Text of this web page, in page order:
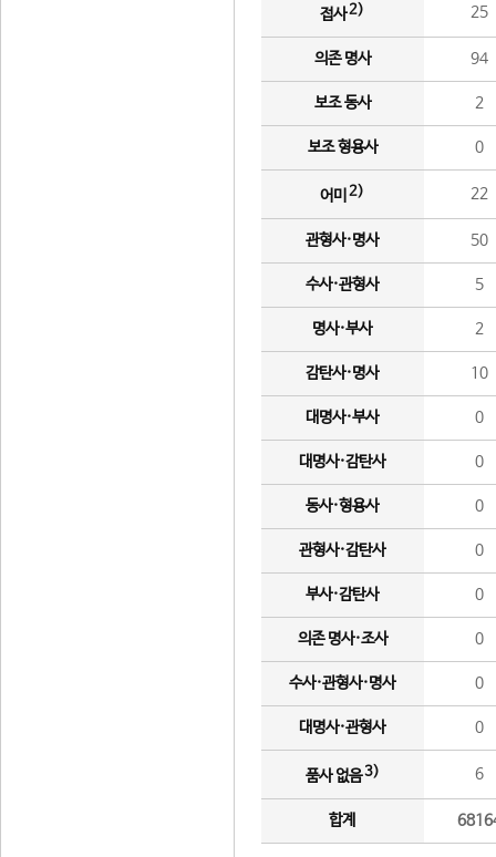
접사2) 25
의존 명사 94
보조 동사 2
보조 형용사 0
어미 2) 22
관형사·명사 50
수사·관형사 5
명사·부사 2
감탄사·명사 10
대명사·부사 0
대명사·감탄사 0
동사·형용사 0
관형사·감탄사 0
부사·감탄사 0
의존 명사·조사 0
수사·관형사·명사 0
대명사·관형사 0
품사 없음3) 6
합계